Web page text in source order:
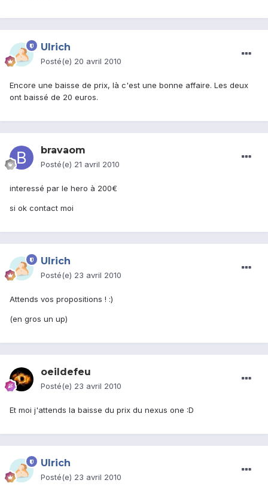
Ulrich
Posté(e) 20 avril 2010
Encore une baisse de prix, là c'est une bonne affaire. Les deux
ont baissé de 20 euros.
bravaom
Posté(e) 21 avril 2010
interessé par le hero à 200€
si ok contact moi
Ulrich
Posté(e) 23 avril 2010
Attends vos propositions ! :)
(en gros un up)
oeildefeu
Posté(e) 23 avril 2010
Et moi j'attends la baisse du prix du nexus one :D
Ulrich
Posté(e) 23 avril 2010